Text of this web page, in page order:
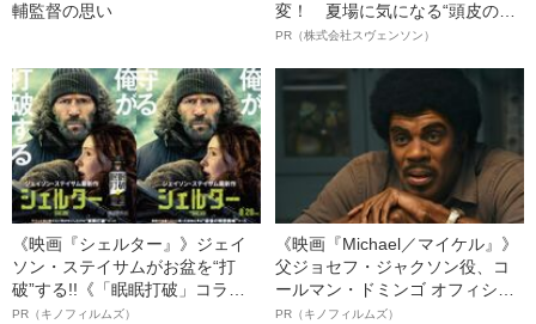
輔監督の思い
変！ 夏場に気になる“頭皮のニ
オイ”や“ベタつき”を解消す
ト”が生み出した徹底ケアとは
PR（株式会社スヴェンソン）
《映画『シェルター』》ジェイ
ソン・ステイサムがお盆を“打
破”する!!《「眠眠打破」コラ
ボ》
PR（キノフィルムズ）
《映画『Michael／マイケル』》
父ジョセフ・ジャクソン役、コ
ールマン・ドミンゴ オフィシャ
ルインタビュー“観客を魅了した
PR（キノフィルムズ）